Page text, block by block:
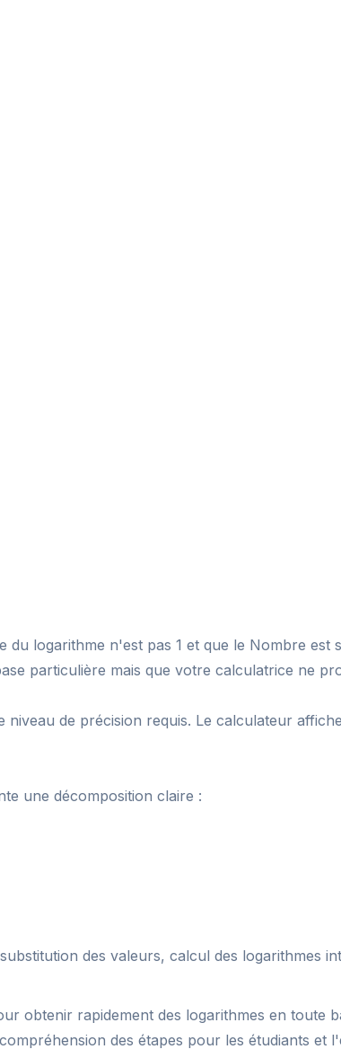
du logarithme n'est pas 1 et que le Nombre est
particulière mais que votre calculatrice ne
de précision requis. Le calculateur
une décomposition claire :
des valeurs, calcul des logarithmes
obtenir rapidement des logarithmes en toute
des étapes pour les étudiants et